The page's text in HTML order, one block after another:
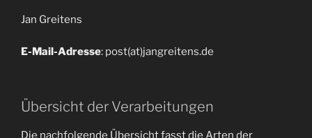
Jan Greitens
E-Mail-Adresse: post(at)jangreitens.de
Übersicht der Verarbeitungen
Die nachfolgende Übersicht fasst die Arten der